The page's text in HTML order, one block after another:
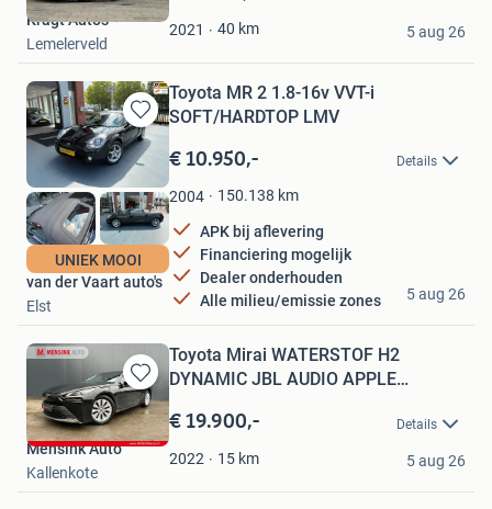
Favorieten
2021 40 km
Kragt Auto's
Lemelerveld
5 aug 26
Bewaren
in
Mijn
Favorieten
UNIEK MOOI
Toyota MR 2 1.8-16v VVT-i
SOFT/HARDTOP LMV
€ 10.950,- Details
2004 150.138 km
APK bij aflevering
Financiering mogelijk
Dealer onderhouden
Alle milieu/emissie zones
van der Vaart auto's
Elst
5 aug 26
Bewaren
in
Mijn
Favorieten
Toyota Mirai WATERSTOF H2
DYNAMIC JBL AUDIO APPLE
€ 19.900,- Details
2022 15 km
Mensink Auto
Kallenkote
5 aug 26